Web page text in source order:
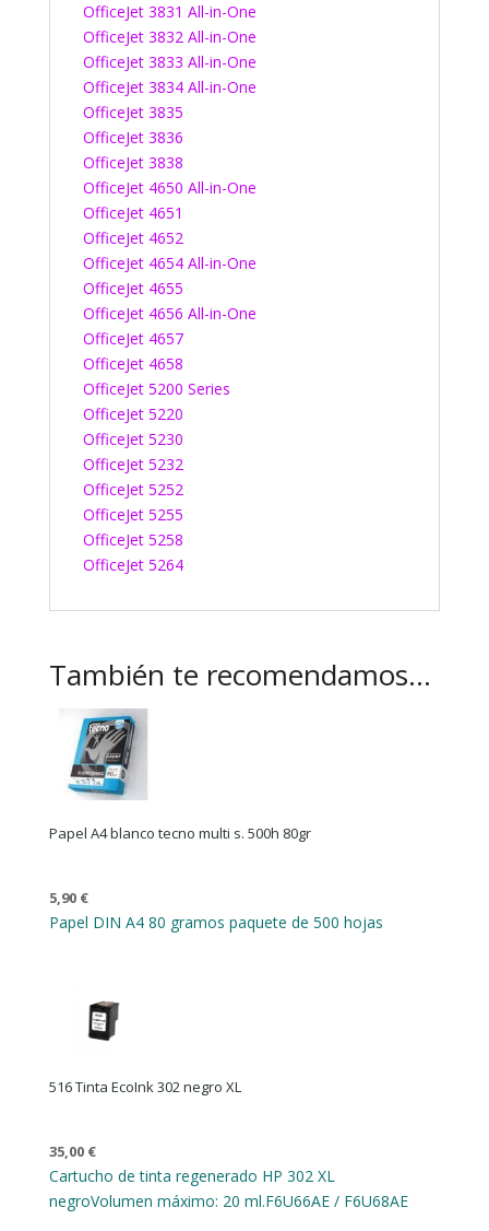
OfficeJet 3831 All-in-One
OfficeJet 3832 All-in-One
OfficeJet 3833 All-in-One
OfficeJet 3834 All-in-One
OfficeJet 3835
OfficeJet 3836
OfficeJet 3838
OfficeJet 4650 All-in-One
OfficeJet 4651
OfficeJet 4652
OfficeJet 4654 All-in-One
OfficeJet 4655
OfficeJet 4656 All-in-One
OfficeJet 4657
OfficeJet 4658
OfficeJet 5200 Series
OfficeJet 5220
OfficeJet 5230
OfficeJet 5232
OfficeJet 5252
OfficeJet 5255
OfficeJet 5258
OfficeJet 5264
También te recomendamos…
Papel A4 blanco tecno multi s. 500h 80gr
5,90 €
Papel DIN A4 80 gramos paquete de 500 hojas
516 Tinta EcoInk 302 negro XL
35,00 €
Cartucho de tinta regenerado HP 302 XL
negroVolumen máximo: 20 ml.F6U66AE / F6U68AE